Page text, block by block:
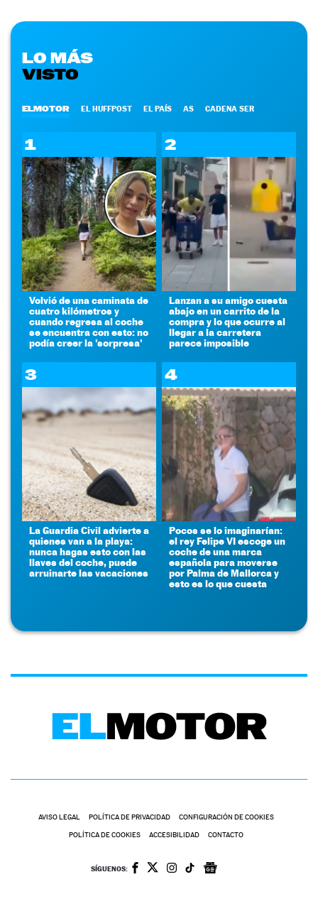
LO MÁS
VISTO
ELMOTOR EL HUFFPOST EL PAÍS AS CADENA SER
1
Volvió de una caminata de
cuatro kilómetros y
cuando regresa al coche
se encuentra con esto: no
podía creer la 'sorpresa'
2
Lanzan a su amigo cuesta
abajo en un carrito de la
compra y lo que ocurre al
llegar a la carretera
parece imposible
3
La Guardia Civil advierte a
quienes van a la playa:
nunca hagas esto con las
llaves del coche, puede
arruinarte las vacaciones
4
Pocos se lo imaginarían:
el rey Felipe VI escoge un
coche de una marca
española para moverse
por Palma de Mallorca y
esto es lo que cuesta
AVISO LEGAL POLÍTICA DE PRIVACIDAD CONFIGURACIÓN DE COOKIES
POLÍTICA DE COOKIES ACCESIBILIDAD CONTACTO
SÍGUENOS: